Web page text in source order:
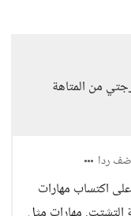
من المتاهة
ردا
اكتساب مهارات